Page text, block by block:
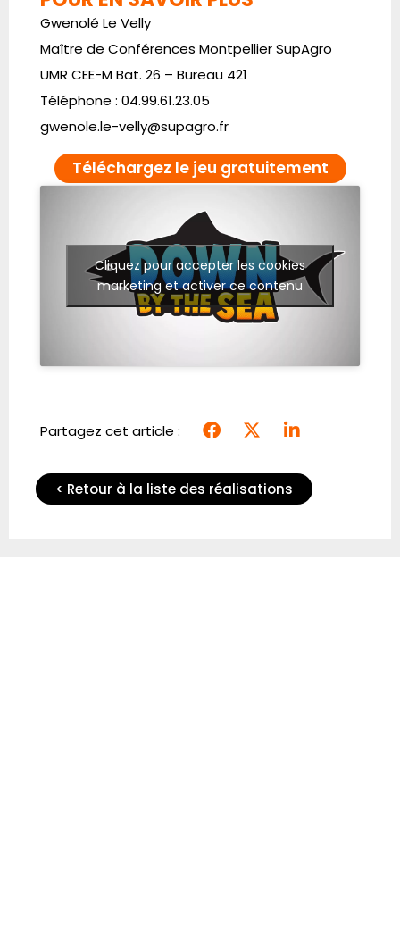
Gwenolé Le Velly
Maître de Conférences Montpellier SupAgro
UMR CEE-M Bat. 26 – Bureau 421
Téléphone : 04.99.61.23.05
gwenole.le-velly@supagro.fr
Téléchargez le jeu gratuitement
Cliquez pour accepter les cookies
marketing et activer ce contenu
Partagez cet article :
< Retour à la liste des réalisations